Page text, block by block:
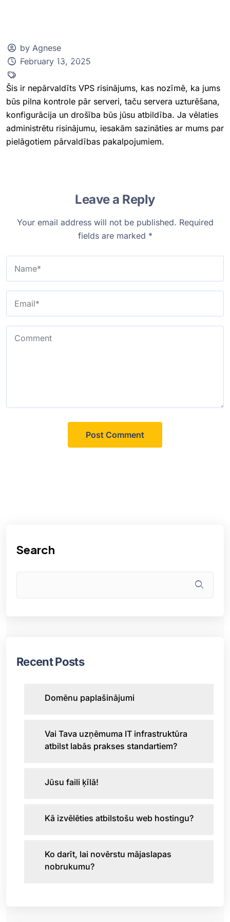
by Agnese
February 13, 2025
Šis ir nepārvaldīts VPS risinājums, kas nozīmē, ka jums
būs pilna kontrole pār serveri, taču servera uzturēšana,
konfigurācija un drošība būs jūsu atbildība. Ja vēlaties
administrētu risinājumu, iesakām sazināties ar mums par
pielāgotiem pārvaldības pakalpojumiem.
Leave a Reply
Your email address will not be published. Required
fields are marked *
Search
Recent Posts
Domēnu paplašinājumi
Vai Tava uzņēmuma IT infrastruktūra
atbilst labās prakses standartiem?
Jūsu faili ķīlā!
Kā izvēlēties atbilstošu web hostingu?
Ko darīt, lai novērstu mājaslapas
nobrukumu?